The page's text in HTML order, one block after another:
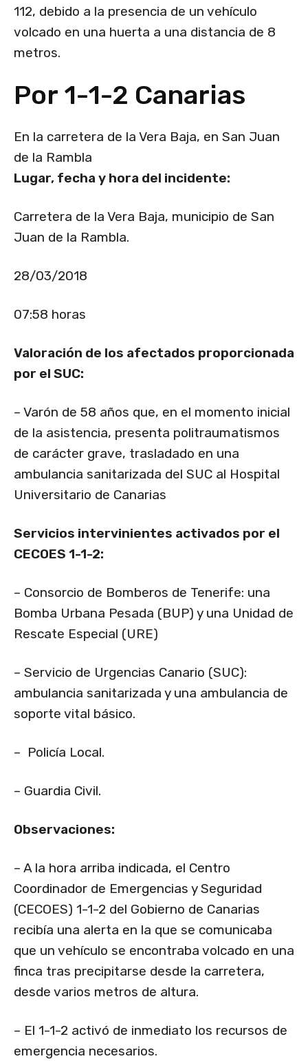
112, debido a la presencia de un vehículo
volcado en una huerta a una distancia de 8
metros.
Por 1-1-2 Canarias
En la carretera de la Vera Baja, en San Juan
de la Rambla
Lugar, fecha y hora del incidente:
Carretera de la Vera Baja, municipio de San
Juan de la Rambla.
28/03/2018
07:58 horas
Valoración de los afectados proporcionada
por el SUC:
– Varón de 58 años que, en el momento inicial
de la asistencia, presenta politraumatismos
de carácter grave, trasladado en una
ambulancia sanitarizada del SUC al Hospital
Universitario de Canarias
Servicios intervinientes activados por el
CECOES 1-1-2:
– Consorcio de Bomberos de Tenerife: una
Bomba Urbana Pesada (BUP) y una Unidad de
Rescate Especial (URE)
– Servicio de Urgencias Canario (SUC):
ambulancia sanitarizada y una ambulancia de
soporte vital básico.
– Policía Local.
– Guardia Civil.
Observaciones:
– A la hora arriba indicada, el Centro
Coordinador de Emergencias y Seguridad
(CECOES) 1-1-2 del Gobierno de Canarias
recibía una alerta en la que se comunicaba
que un vehículo se encontraba volcado en una
finca tras precipitarse desde la carretera,
desde varios metros de altura.
– El 1-1-2 activó de inmediato los recursos de
emergencia necesarios.